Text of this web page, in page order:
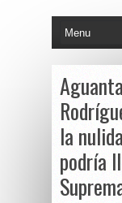
la
podría